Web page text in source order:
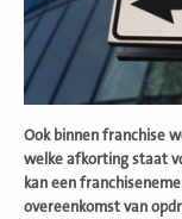
Ook binnen franchise
welke afkorting staat
kan een
overeenkomst van